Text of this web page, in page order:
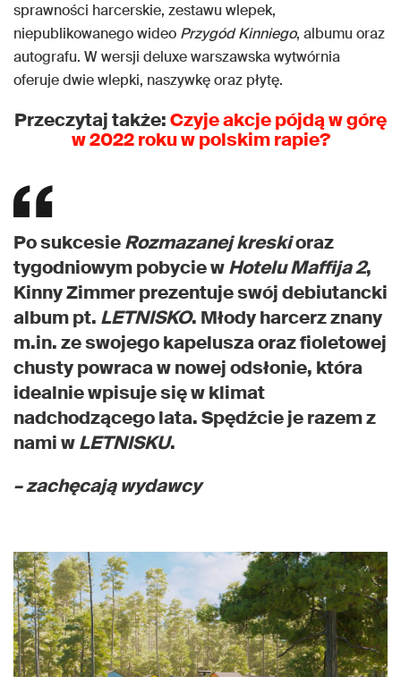
sprawności harcerskie, zestawu wlepek,
niepublikowanego wideo Przygód Kinniego, albumu oraz
autografu. W wersji deluxe warszawska wytwórnia
oferuje dwie wlepki, naszywkę oraz płytę.
Przeczytaj także:Czyje akcje pójdą w górę
w 2022 roku w polskim rapie?
Po sukcesieRozmazanej kreskioraz
tygodniowym pobycie wHotelu Maffija 2,
Kinny Zimmer prezentuje swój debiutancki
album pt. LETNISKO. Młody harcerz znany
m.in. ze swojego kapelusza oraz fioletowej
chusty powraca w nowej odsłonie, która
idealnie wpisuje się w klimat
nadchodzącego lata. Spędźcie je razem z
nami wLETNISKU.
– zachęcają wydawcy